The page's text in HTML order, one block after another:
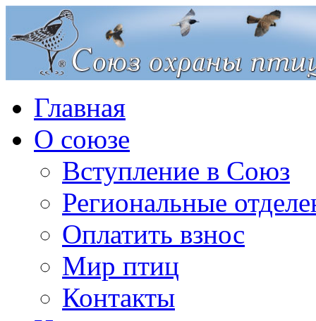
Главная
О союзе
Вступление в Союз
Региональные
Оплатить взнос
Мир птиц
Контакты